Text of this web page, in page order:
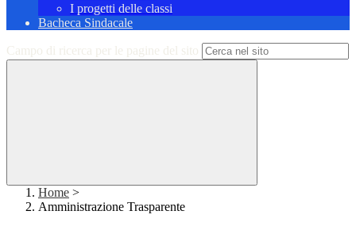
I progetti delle classi
Bacheca Sindacale
Campo di ricerca per le pagine del sito
Home >
Amministrazione Trasparente